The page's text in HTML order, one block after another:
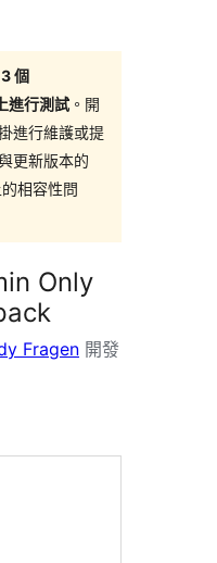
個
進行測試 。開
進行維護或提
更新版本的
相容性問
Only
Fragen 開發